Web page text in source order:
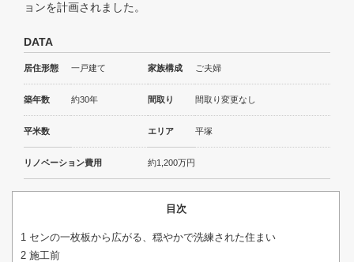
ョンを計画されました。
DATA
居住形態 一戸建て 家族構成 ご夫婦
築年数 約30年 間取り 間取り変更なし
平米数 エリア 平塚
リノベーション費用 約1,200万円
目次
1 センの一枚板から広がる、穏やかで洗練された住まい
2 施工前